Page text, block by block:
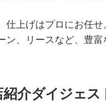
仕上げはプロにお任
ン、リースなど、豊富
紹介ダイジェス